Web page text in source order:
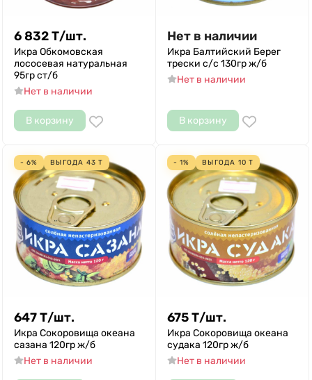
6 832Т/шт.
Икра Обкомовская
лососевая натуральная
95гр ст/б
Нет в наличии
В корзину
Нет в наличии
Икра Балтийский Берег
трески с/с 130гр ж/б
Нет в наличии
В корзину
- 6% ВЫГОДА 43 Т
647Т/шт.
Икра Сокоровища океана
сазана 120гр ж/б
Нет в наличии
- 1% ВЫГОДА 10 Т
675Т/шт.
Икра Сокоровища океана
судака 120гр ж/б
Нет в наличии